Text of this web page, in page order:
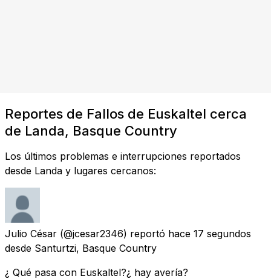
Reportes de Fallos de Euskaltel cerca
de Landa, Basque Country
Los últimos problemas e interrupciones reportados
desde Landa y lugares cercanos:
Julio César (@jcesar2346) reportó hace 17 segundos
desde Santurtzi, Basque Country
¿ Qué pasa con Euskaltel?¿ hay avería?